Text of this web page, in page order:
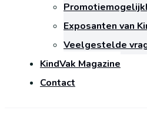
Exposanten van
Veelgestelde
KindVak Magazine
Contact